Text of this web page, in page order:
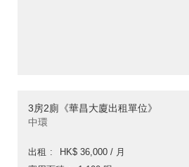
3房2廁《華昌大廈出租單位》
中環
出租
HK$ 36,000 / 月